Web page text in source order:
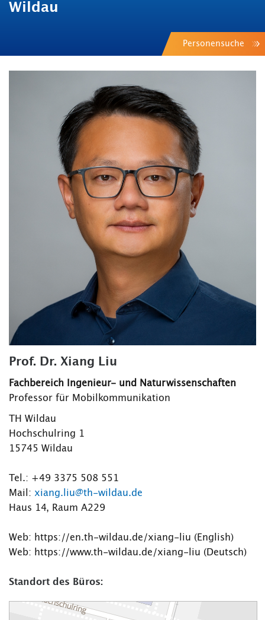
Wildau
Personensuche
Prof. Dr. Xiang Liu
Fachbereich Ingenieur- und Naturwissenschaften
Professor für Mobilkommunikation
TH Wildau
Hochschulring 1
15745 Wildau
Tel.: +49 3375 508 551
Mail: xiang.liu@th-wildau.de
Haus 14, Raum A229
Web: https://en.th-wildau.de/xiang-liu (English)
Web: https://www.th-wildau.de/xiang-liu (Deutsch)
Standort des Büros: